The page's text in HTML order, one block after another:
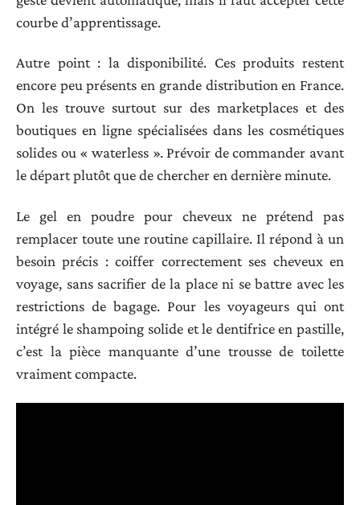
courbe d’apprentissage.
Autre point : la disponibilité. Ces produits restent
encore peu présents en grande distribution en France.
On les trouve surtout sur des marketplaces et des
boutiques en ligne spécialisées dans les cosmétiques
solides ou « waterless ». Prévoir de commander avant
le départ plutôt que de chercher en dernière minute.
Le gel en poudre pour cheveux ne prétend pas
remplacer toute une routine capillaire. Il répond à un
besoin précis : coiffer correctement ses cheveux en
voyage, sans sacrifier de la place ni se battre avec les
restrictions de bagage. Pour les voyageurs qui ont
intégré le shampoing solide et le dentifrice en pastille,
c’est la pièce manquante d’une trousse de toilette
vraiment compacte.